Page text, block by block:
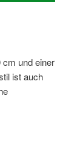
und einer
ist auch